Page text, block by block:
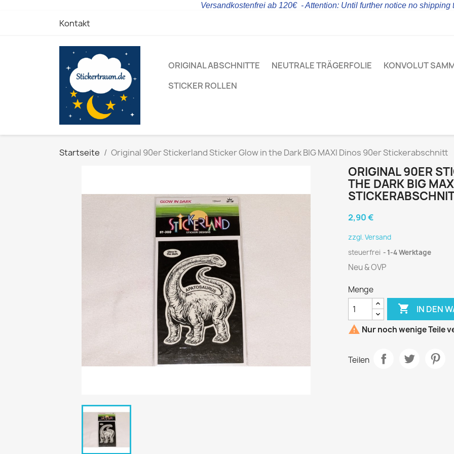
Versandkostenfrei ab 120€ - Attention: Until further notice no shipping
Kontakt
ORIGINAL ABSCHNITTE NEUTRALE TRÄGERFOLIE KONVOLUT
STICKER ROLLEN
Startseite Original 90er Stickerland Sticker Glow in the Dark BIG MAXI Dinos 90er Stickerabschnitt
ORIGINAL 90ER
THE DARK BIG
2,90 €
zzgl. Versand
steuerfrei
1-4 Werktage
Neu & OVP
Menge
 IN DEN
 Nur noch wenige Teile
Teilen